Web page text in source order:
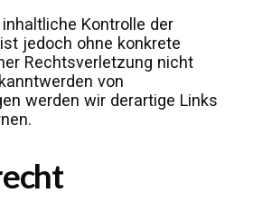
Kontrolle der
jedoch ohne konkrete
Rechtsverletzung nicht
von
werden wir derartige Links